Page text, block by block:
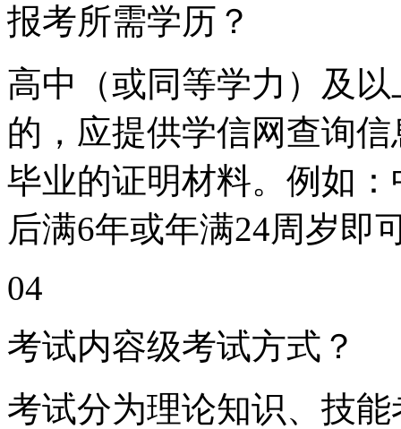
报考所需学历？
高中（或同等学力）及
的，应提供学信网查询
毕业的证明材料。例如
后满6年或年满24周岁即
04
考试内容级考试方式？
考试分为理论知识、技